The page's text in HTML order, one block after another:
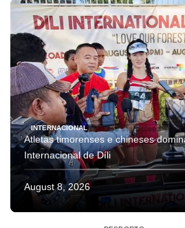
INTERNACIONAL
Atletas timorenses e chineses
Internacional de Díli
August 8, 2026